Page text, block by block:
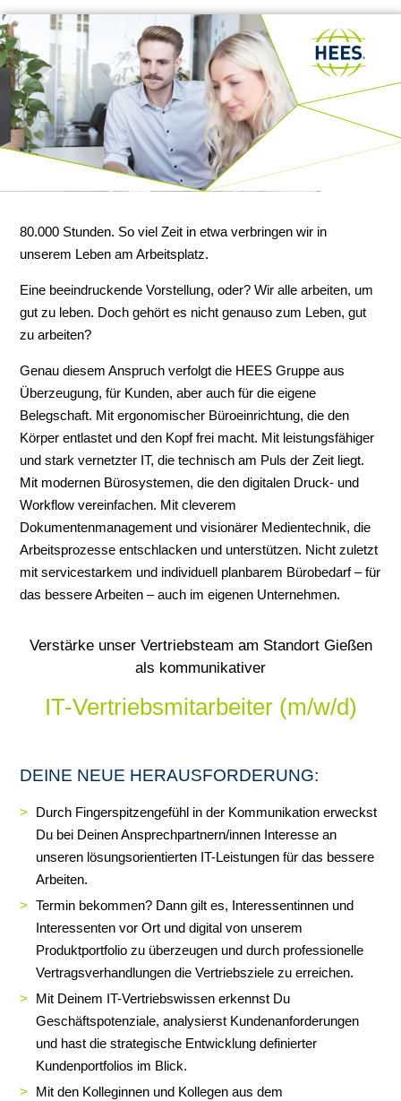
80.000 Stunden. So viel Zeit in etwa verbringen wir in
unserem Leben am Arbeitsplatz.
Eine beeindruckende Vorstellung, oder? Wir alle arbeiten, um
gut zu leben. Doch gehört es nicht genauso zum Leben, gut
zu arbeiten?
Genau diesem Anspruch verfolgt die HEES Gruppe aus
Überzeugung, für Kunden, aber auch für die eigene
Belegschaft. Mit ergonomischer Büroeinrichtung, die den
Körper entlastet und den Kopf frei macht. Mit leistungsfähiger
und stark vernetzter IT, die technisch am Puls der Zeit liegt.
Mit modernen Bürosystemen, die den digitalen Druck- und
Workflow vereinfachen. Mit cleverem
Dokumentenmanagement und visionärer Medientechnik, die
Arbeitsprozesse entschlacken und unterstützen. Nicht zuletzt
mit servicestarkem und individuell planbarem Bürobedarf – für
das bessere Arbeiten – auch im eigenen Unternehmen.
Verstärke unser Vertriebsteam am Standort Gießen
als kommunikativer
IT-Vertriebsmitarbeiter (m/w/d)
DEINE NEUE HERAUSFORDERUNG:
Durch Fingerspitzengefühl in der Kommunikation erweckst
Du bei Deinen Ansprechpartnern/innen Interesse an
unseren lösungsorientierten IT-Leistungen für das bessere
Arbeiten.
Termin bekommen? Dann gilt es, Interessentinnen und
Interessenten vor Ort und digital von unserem
Produktportfolio zu überzeugen und durch professionelle
Vertragsverhandlungen die Vertriebsziele zu erreichen.
Mit Deinem IT-Vertriebswissen erkennst Du
Geschäftspotenziale, analysierst Kundenanforderungen
und hast die strategische Entwicklung definierter
Kundenportfolios im Blick.
Mit den Kolleginnen und Kollegen aus dem